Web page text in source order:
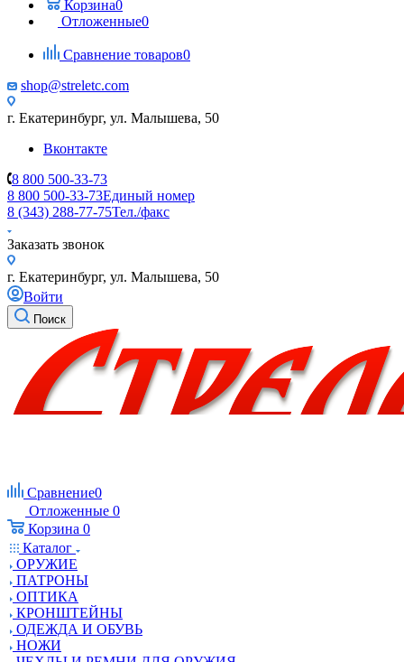
Корзина0
Отложенные0
Сравнение товаров0
shop@streletc.com
г. Екатеринбург, ул. Малышева, 50
Вконтакте
8 800 500-33-73
8 800 500-33-73Единый номер
8 (343) 288-77-75Тел./факс
Заказать звонок
г. Екатеринбург, ул. Малышева, 50
Войти
Поиск
Сравнение0
Отложенные 0
Корзина 0
Каталог
ОРУЖИЕ
ПАТРОНЫ
ОПТИКА
КРОНШТЕЙНЫ
ОДЕЖДА И ОБУВЬ
НОЖИ